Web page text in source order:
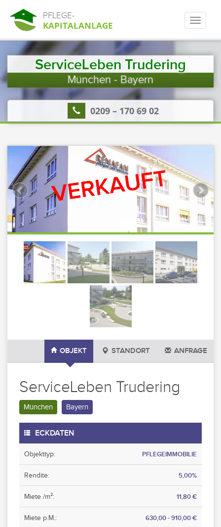
PFLEGE-
KAPITALANLAGE
ServiceLeben Trudering
München - Bayern
0209 – 170 69 02
OBJEKT STANDORT ANFRAGE
ServiceLeben Trudering
München Bayern
ECKDATEN
Objekttyp: PFLEGEIMMOBILIE
Rendite: 5,00%
Miete /m²: 11,80 €
Miete p.M.: 630,00 - 910,00 €